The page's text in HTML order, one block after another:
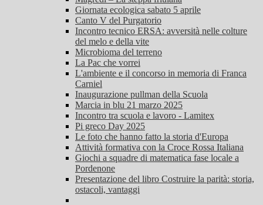
Giornata ecologica sabato 5 aprile
Canto V del Purgatorio
Incontro tecnico ERSA: avversità nelle colture
del melo e della vite
Microbioma del terreno
La Pac che vorrei
L'ambiente e il concorso in memoria di Franca
Carniel
Inaugurazione pullman della Scuola
Marcia in blu 21 marzo 2025
Incontro tra scuola e lavoro - Lamitex
Pi greco Day 2025
Le foto che hanno fatto la storia d'Europa
Attività formativa con la Croce Rossa Italiana
Giochi a squadre di matematica fase locale a
Pordenone
Presentazione del libro Costruire la parità: storia,
ostacoli, vantaggi